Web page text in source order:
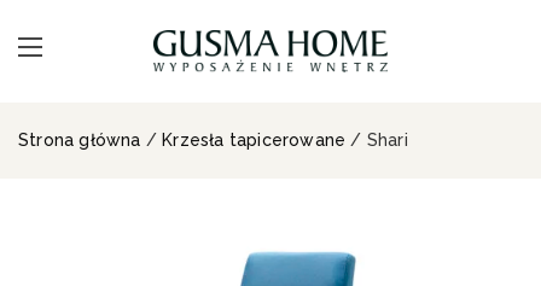
Strona główna / Krzesła tapicerowane / Shari